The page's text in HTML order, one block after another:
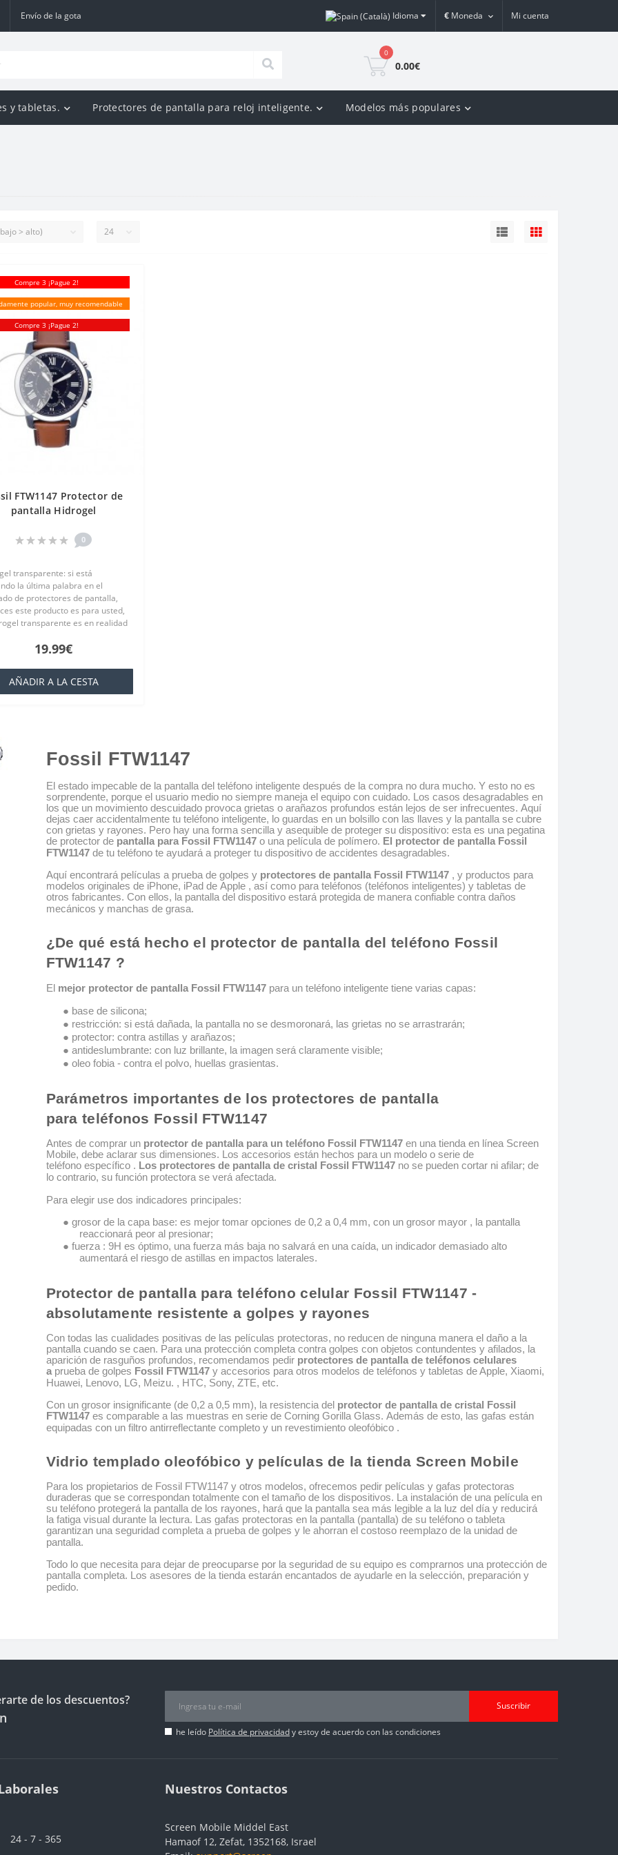
Envío de la gota Idioma € Moneda Mi cuenta
0
0.00€
y tabletas. Protectores de pantalla para reloj inteligente. Modelos más populares
Compre 3 ¡Pague 2!
popular, muy recomendable
Compre 3 ¡Pague 2!
FTW1147 Protector de
pantalla Hidrogel
unidad Screen Mobile
0
transparente: si está
la última palabra en el
de protectores de pantalla,
este producto es para usted,
transparente es en realidad
es básicamente una silicona..
19.99€
AÑADIR A LA CESTA
Fossil FTW1147
El estado impecable de la pantalla del teléfono inteligente después de la compra no dura mucho. Y esto no es
sorprendente, porque el usuario medio no siempre maneja el equipo con cuidado. Los casos desagradables en
los que un movimiento descuidado provoca grietas o arañazos profundos están lejos de ser infrecuentes. Aquí
dejas caer accidentalmente tu teléfono inteligente, lo guardas en un bolsillo con las llaves y la pantalla se cubre
con grietas y rayones. Pero hay una forma sencilla y asequible de proteger su dispositivo: esta es una pegatina
de protector de pantalla para Fossil FTW1147 o una película de polímero. El protector de pantalla Fossil
FTW1147 de tu teléfono te ayudará a proteger tu dispositivo de accidentes desagradables.
Aquí encontrará películas a prueba de golpes y protectores de pantalla Fossil FTW1147 , y productos para
modelos originales de iPhone, iPad de Apple , así como para teléfonos (teléfonos inteligentes) y tabletas de
otros fabricantes. Con ellos, la pantalla del dispositivo estará protegida de manera confiable contra daños
mecánicos y manchas de grasa.
¿De qué está hecho el protector de pantalla del teléfono Fossil
FTW1147 ?
El mejor protector de pantalla Fossil FTW1147 para un teléfono inteligente tiene varias capas:
● base de silicona;
● restricción: si está dañada, la pantalla no se desmoronará, las grietas no se arrastrarán;
● protector: contra astillas y arañazos;
● antideslumbrante: con luz brillante, la imagen será claramente visible;
● oleo fobia - contra el polvo, huellas grasientas.
Parámetros importantes de los protectores de pantalla
para teléfonos Fossil FTW1147
Antes de comprar un protector de pantalla para un teléfono Fossil FTW1147 en una tienda en línea Screen
Mobile, debe aclarar sus dimensiones. Los accesorios están hechos para un modelo o serie de
teléfono específico . Los protectores de pantalla de cristal Fossil FTW1147 no se pueden cortar ni afilar; de
lo contrario, su función protectora se verá afectada.
Para elegir use dos indicadores principales:
● grosor de la capa base: es mejor tomar opciones de 0,2 a 0,4 mm, con un grosor mayor , la pantalla
reaccionará peor al presionar;
● fuerza : 9H es óptimo, una fuerza más baja no salvará en una caída, un indicador demasiado alto
aumentará el riesgo de astillas en impactos laterales.
Protector de pantalla para teléfono celular Fossil FTW1147 -
absolutamente resistente a golpes y rayones
Con todas las cualidades positivas de las películas protectoras, no reducen de ninguna manera el daño a la
pantalla cuando se caen. Para una protección completa contra golpes con objetos contundentes y afilados, la
aparición de rasguños profundos, recomendamos pedir protectores de pantalla de teléfonos celulares
a prueba de golpes Fossil FTW1147 y accesorios para otros modelos de teléfonos y tabletas de Apple, Xiaomi,
Huawei, Lenovo, LG, Meizu. , HTC, Sony, ZTE, etc.
Con un grosor insignificante (de 0,2 a 0,5 mm), la resistencia del protector de pantalla de cristal Fossil
FTW1147 es comparable a las muestras en serie de Corning Gorilla Glass. Además de esto, las gafas están
equipadas con un filtro antirreflectante completo y un revestimiento oleofóbico .
Vidrio templado oleofóbico y películas de la tienda Screen Mobile
Para los propietarios de Fossil FTW1147 y otros modelos, ofrecemos pedir películas y gafas protectoras
duraderas que se correspondan totalmente con el tamaño de los dispositivos. La instalación de una película en
su teléfono protegerá la pantalla de los rayones, hará que la pantalla sea más legible a la luz del día y reducirá
la fatiga visual durante la lectura. Las gafas protectoras en la pantalla (pantalla) de su teléfono o tableta
garantizan una seguridad completa a prueba de golpes y le ahorran el costoso reemplazo de la unidad de
pantalla.
Todo lo que necesita para dejar de preocuparse por la seguridad de su equipo es comprarnos una protección de
pantalla completa. Los asesores de la tienda estarán encantados de ayudarle en la selección, preparación y
pedido.
de los descuentos? Suscribir
he leído Política de privacidady estoy de acuerdo con las condiciones
24 - 7 - 365
Nuestros Contactos
Screen Mobile Middel East
Hamaof 12, Zefat, 1352168, Israel